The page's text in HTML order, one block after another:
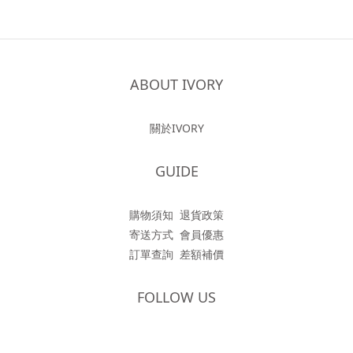
ABOUT IVORY
關於IVORY
GUIDE
購物須知 退貨政策
寄送方式 會員優惠
訂單查詢 差額補價
FOLLOW US